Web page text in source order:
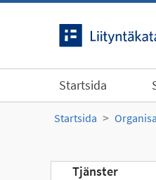
Startsida
Startsida
Tjänster